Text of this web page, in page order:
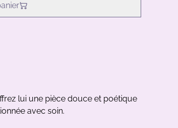
lui une pièce douce et poétique
avec soin.